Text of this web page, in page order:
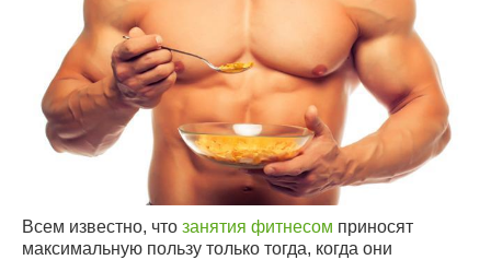
Всем известно, что занятия фитнесом приносят
максимальную пользу только тогда, когда они